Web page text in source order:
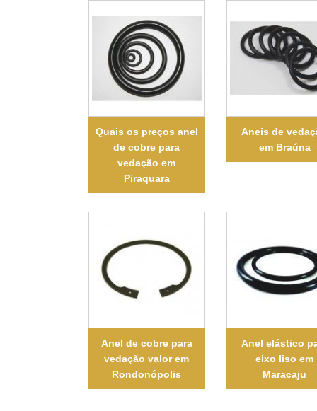
Quais os preços anel
de cobre para
vedação em
Piraquara
Aneis de
em Braúna
Anel de cobre para
vedação valor em
Rondonópolis
Anel elástico
eixo liso em
Maracaju